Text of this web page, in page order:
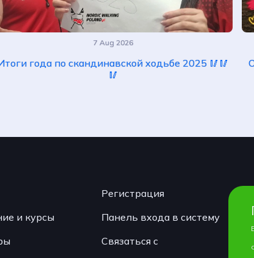
7 Aug 2026
года по скандинавской ходьбе 2025 🥢🥢
🥢
и курсы
Регистрация
Панель входа в систему
Связаться с